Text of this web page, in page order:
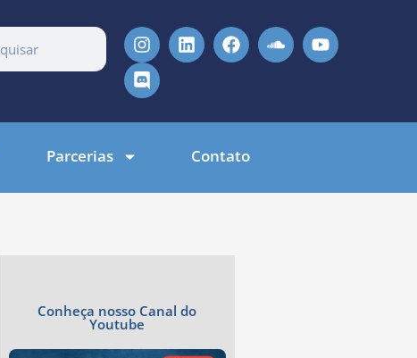
Parcerias Contato
Conheça nosso Canal do
Youtube